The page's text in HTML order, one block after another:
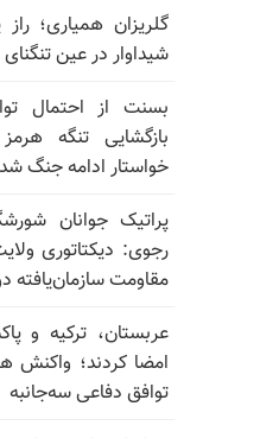
گلریزان همیاری؛
شیداوار در عین
بسنت از احتمال
بازگشایی تنگه
خواستار ادامه جنگ شد
پراتیک جوانان
رجوی: دیکتاتوری
مقاومت سازمان‌یافته
عربستان، ترکیه و
امضا کردند؛ واکنش
توافق دفاعی سه‌جانبه